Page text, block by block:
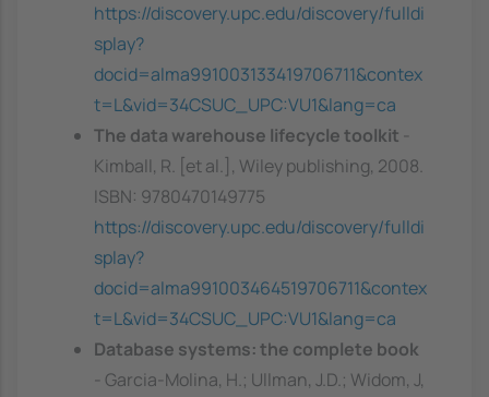
https://discovery.upc.edu/discovery/fulldi
splay?
docid=alma991003133419706711&contex
t=L&vid=34CSUC_UPC:VU1&lang=ca
The data warehouse lifecycle toolkit
Kimball, R. [et al.], Wiley publishing, 2008.
ISBN: 9780470149775
https://discovery.upc.edu/discovery/fulldi
splay?
docid=alma991003464519706711&contex
t=L&vid=34CSUC_UPC:VU1&lang=ca
Database systems: the complete book
- Garcia-Molina, H.; Ullman, J.D.; Widom, J,